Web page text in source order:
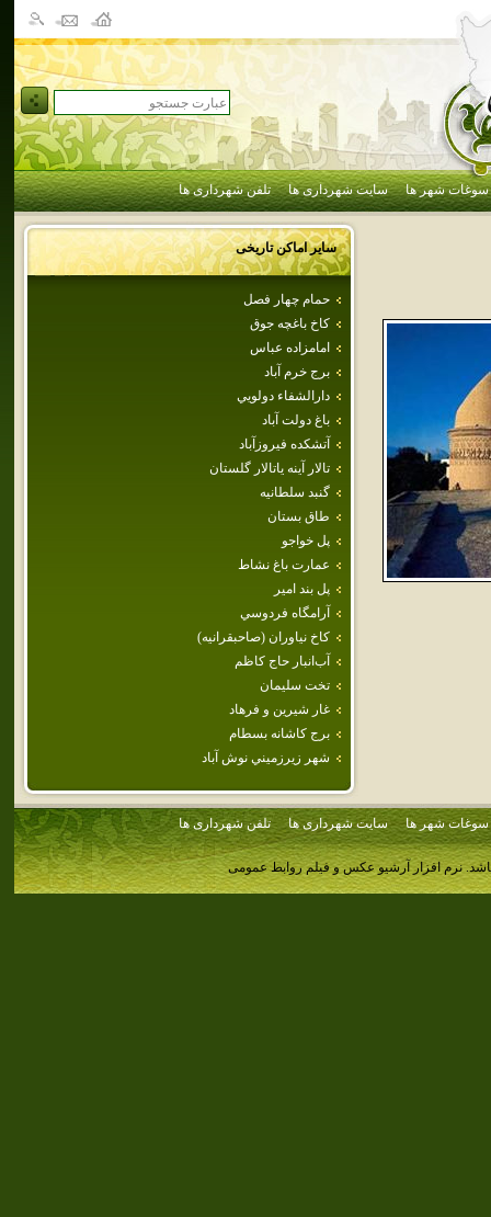
سوغات شهر ها سایت شهرداری ها تلفن شهرداری ها
سایر اماکن تاریخی
حمام‌ چهار فصل
كاخ باغچه جوق
امامزاده‌ عباس‌
برج خرم آباد
دارالشفاء دولويي
باغ دولت آباد
آتشكده فيروزآباد
تالار آينه ياتالار گلستان
گنبد سلطانيه
طاق بستان
پل خواجو
عمارت باغ نشاط
پل بند امير
آرامگاه فردوسي
كاخ نياوران (صاحبقرانيه)
آب‌انبار حاج كاظم
تخت سليمان
غار شيرين و فرهاد
برج‌ كاشانه‌ بسطام‌
شهر زيرزميني نوش آباد
سوغات شهر ها سایت شهرداری ها تلفن شهرداری ها
نرم افزار آرشیو عکس و فیلم روابط عمومی